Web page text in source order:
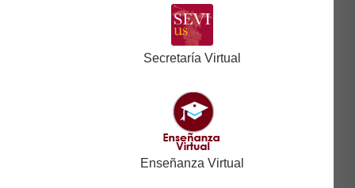
Secretaría Virtual
Enseñanza Virtual